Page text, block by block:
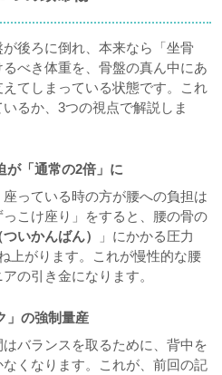
が後ろに倒れ、本来なら「坐骨
るべき体重を、骨盤の真ん中にあ
てしまっている状態です。これ
るか、3つの視点で解説しま
「通常の2倍」に
っている時の方が腰への負担は
こけ座り」をすると、腰の骨の
いかんばん）
」にかかる圧力
上がります。これが慢性的な腰
の引き金になります。
」の強制量産
バランスを取るために、背中を
くなります。これが、前回の記